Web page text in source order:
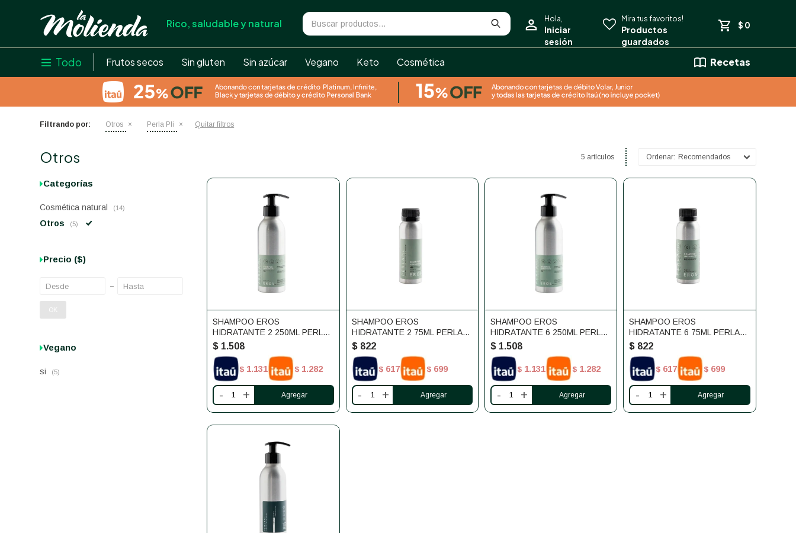
Rico, saludable y natural
 Todo Frutos secos Sin gluten Sin azúcar Vegano Keto Cosmética Recetas
$ 0
Filtrando por: Otros Perla Pli Quitar filtros
5 artículos Recomendados
SHAMPOO EROS
HIDRATANTE 2 250ML PERLA
PLI
$ 1.508
$ 1.131 $ 1.282
- +
SHAMPOO EROS
HIDRATANTE 2 75ML PERLA
PLI
$ 822
$ 617 $ 699
- +
SHAMPOO EROS
HIDRATANTE 6 250ML PERLA
PLI
$ 1.508
$ 1.131 $ 1.282
- +
SHAMPOO EROS
HIDRATANTE 6 75ML PERLA
PLI
$ 822
$ 617 $ 699
- +
Otros
Categorías
Cosmética natural (14)
Otros (5)
Precio ($)
OK
Vegano
si (5)
close
store
local_shipping
credit_card
help